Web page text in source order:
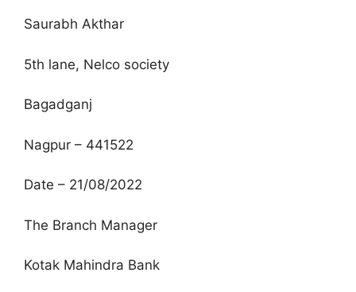
Saurabh Akthar
5th lane, Nelco society
Bagadganj
Nagpur – 441522
Date – 21/08/2022
The Branch Manager
Kotak Mahindra Bank